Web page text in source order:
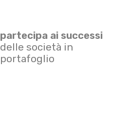
partecipa ai successi
delle società in
portafoglio